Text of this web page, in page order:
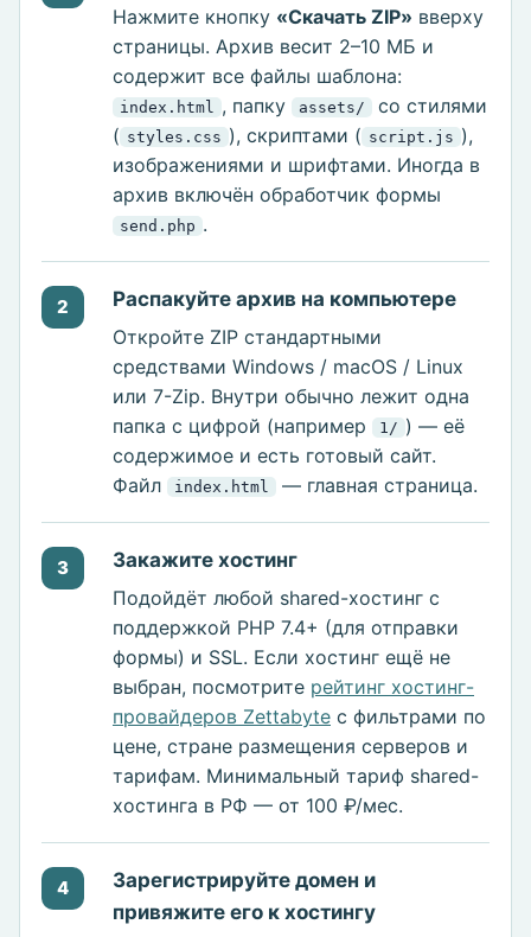
Нажмите кнопку «Скачать ZIP» вверху
страницы. Архив весит 2–10 МБ и
содержит все файлы шаблона:
index.html , папку assets/
со стилями
( styles.css ), скриптами ( script.js ),
изображениями и шрифтами. Иногда в
архив включён обработчик формы
send.php .
2
Распакуйте архив на компьютере
Откройте ZIP стандартными
средствами Windows / macOS / Linux
или 7-Zip. Внутри обычно лежит одна
папка с цифрой (например
1/ ) — её
содержимое и есть готовый сайт.
Файл
index.html — главная страница.
3
Закажите хостинг
Подойдёт любой shared-хостинг с
поддержкой PHP 7.4+ (для отправки
формы) и SSL. Если хостинг ещё не
выбран, посмотрите рейтинг хостинг-
провайдеров Zettabyte с фильтрами по
цене, стране размещения серверов и
тарифам. Минимальный тариф shared-
хостинга в РФ — от 100 ₽/мес.
4
Зарегистрируйте домен и
привяжите его к хостингу